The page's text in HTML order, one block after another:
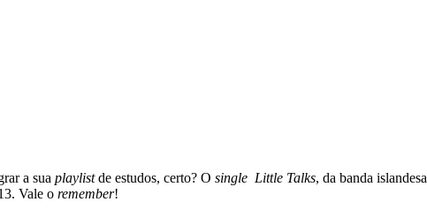
a sua playlistde estudos, certo? O single Little Talks, da banda islandesa
Vale o remember!